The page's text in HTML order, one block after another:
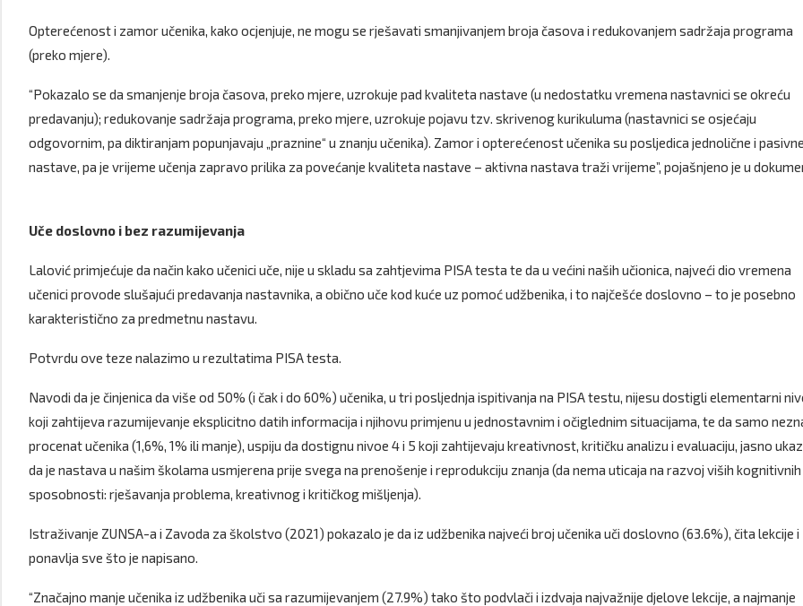
Opterećenost i zamor učenika, kako ocjenjuje, ne mogu se rješavati smanjivanjem broja časova i redukovanjem sadržaja programa
(preko mjere).
“Pokazalo se da smanjenje broja časova, preko mjere, uzrokuje pad kvaliteta nastave (u nedostatku vremena nastavnici se okreću
predavanju); redukovanje sadržaja programa, preko mjere, uzrokuje pojavu tzv. skrivenog kurikuluma (nastavnici se osjećaju
odgovornim, pa diktiranjam popunjavaju „praznine“ u znanju učenika). Zamor i opterećenost učenika su posljedica jednolične i pasivne
nastave, pa je vrijeme učenja zapravo prilika za povećanje kvaliteta nastave – aktivna nastava traži vrijeme”, pojašnjeno je u
Uče doslovno i bez razumijevanja
Lalović primjećuje da način kako učenici uče, nije u skladu sa zahtjevima PISA testa te da u većini naših učionica, najveći dio vremena
učenici provode slušajući predavanja nastavnika, a obično uče kod kuće uz pomoć udžbenika, i to najčešće doslovno – to je posebno
karakteristično za predmetnu nastavu.
Potvrdu ove teze nalazimo u rezultatima PISA testa.
Navodi da je činjenica da više od 50% (i čak i do 60%) učenika, u tri posljednja ispitivanja na PISA testu, nijesu dostigli elementarni
koji zahtijeva razumijevanje eksplicitno datih informacija i njihovu primjenu u jednostavnim i očiglednim situacijama, te da samo
procenat učenika (1,6%, 1% ili manje), uspiju da dostignu nivoe 4 i 5 koji zahtijevaju kreativnost, kritičku analizu i evaluaciju, jasno
da je nastava u našim školama usmjerena prije svega na prenošenje i reprodukciju znanja (da nema uticaja na razvoj viših kognitivnih
sposobnosti: rješavanja problema, kreativnog i kritičkog mišljenja).
Istraživanje ZUNSA-a i Zavoda za školstvo (2021) pokazalo je da iz udžbenika najveći broj učenika uči doslovno (63.6%), čita lekcije i
ponavlja sve što je napisano.
“Značajno manje učenika iz udžbenika uči sa razumijevanjem (27.9%) tako što podvlači i izdvaja najvažnije djelove lekcije, a najmanje